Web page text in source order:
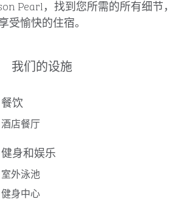
Pearl，找到您所需的所有细节，
受愉快的住宿。
我们的设施
餐饮
酒店餐厅
健身和娱乐
室外泳池
健身中心